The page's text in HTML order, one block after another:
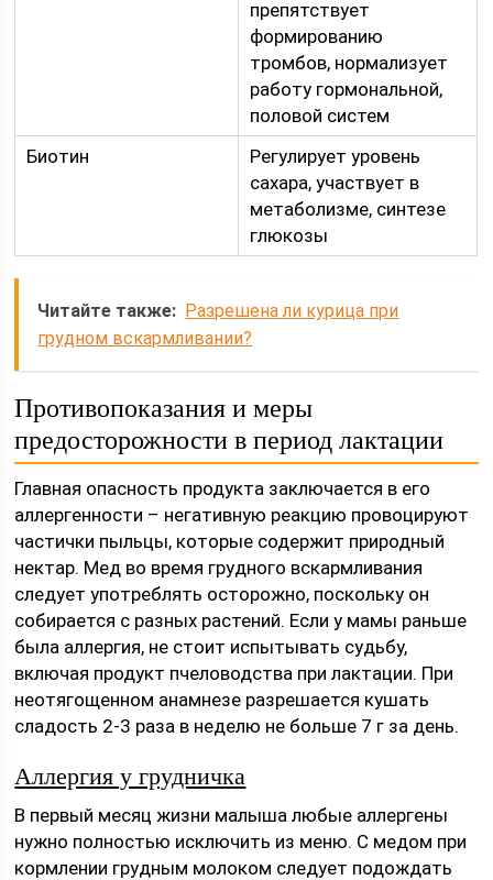
препятствует
формированию
тромбов, нормализует
работу гормональной,
половой систем
Биотин
Регулирует уровень
сахара, участвует в
метаболизме, синтезе
глюкозы
Читайте также: Разрешена ли курица при
грудном вскармливании?
Противопоказания и меры
предосторожности в период лактации
Главная опасность продукта заключается в его
аллергенности – негативную реакцию провоцируют
частички пыльцы, которые содержит природный
нектар. Мед во время грудного вскармливания
следует употреблять осторожно, поскольку он
собирается с разных растений. Если у мамы раньше
была аллергия, не стоит испытывать судьбу,
включая продукт пчеловодства при лактации. При
неотягощенном анамнезе разрешается кушать
сладость 2-3 раза в неделю не больше 7 г за день.
Аллергия у грудничка
В первый месяц жизни малыша любые аллергены
нужно полностью исключить из меню. С медом при
кормлении грудным молоком следует подождать